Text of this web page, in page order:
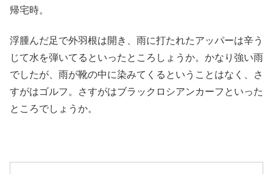
帰宅時。
浮腫んだ足で外羽根は開き、雨に打たれたアッパーは辛う
じて水を弾いてるといったところしょうか。かなり強い雨
でしたが、雨が靴の中に染みてくるということはなく、さ
すがはゴルフ。さすがはブラックロシアンカーフといった
ところでしょうか。